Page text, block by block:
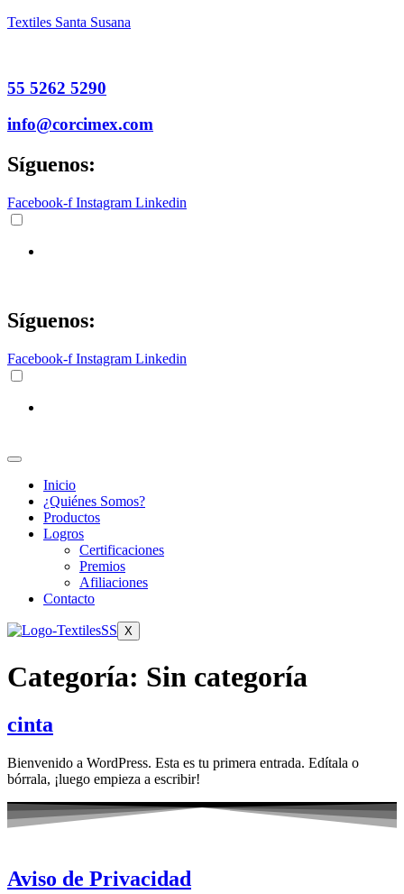
Textiles Santa Susana
55 5262 5290
info@corcimex.com
Síguenos:
Facebook-f Instagram Linkedin
Síguenos:
Facebook-f Instagram Linkedin
Inicio
¿Quiénes Somos?
Productos
Logros
Certificaciones
Premios
Afiliaciones
Contacto
X
Categoría: Sin categoría
cinta
Bienvenido a WordPress. Esta es tu primera entrada. Edítala o
bórrala, ¡luego empieza a escribir!
Aviso de Privacidad